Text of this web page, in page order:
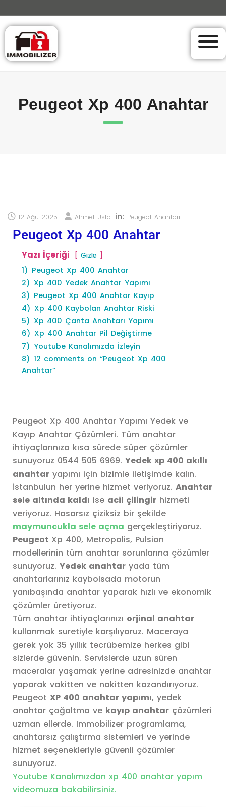
Peugeot Xp 400 Anahtar
12 Ağu 2025 Ahmet Usta in: Peugeot Anahtarı
Peugeot Xp 400 Anahtar
Yazı İçeriği Gizle
1) Peugeot Xp 400 Anahtar
2) Xp 400 Yedek Anahtar Yapımı
3) Peugeot Xp 400 Anahtar Kayıp
4) Xp 400 Kaybolan Anahtar Riski
5) Xp 400 Çanta Anahtarı Yapımı
6) Xp 400 Anahtar Pil Değiştirme
7) Youtube Kanalımızda İzleyin
8) 12 comments on “Peugeot Xp 400
Anahtar”
Peugeot Xp 400 Anahtar Yapımı Yedek ve
Kayıp Anahtar Çözümleri. Tüm anahtar
ihtiyaçlarınıza kısa sürede süper çözümler
sunuyoruz 0544 505 6969. Yedek xp 400 akıllı
anahtar yapımı için bizimle iletişimde kalın.
İstanbulun her yerine hizmet veriyoruz. Anahtar
sele altında kaldı ise acil çilingir hizmeti
veriyoruz. Hasarsız çiziksiz bir şekilde
maymuncukla sele açma gerçekleştiriyoruz.
Peugeot Xp 400, Metropolis, Pulsion
modellerinin tüm anahtar sorunlarına çözümler
sunuyoruz. Yedek anahtar yada tüm
anahtarlarınız kaybolsada motorun
yanıbaşında anahtar yaparak hızlı ve ekonomik
çözümler üretiyoruz.
Tüm anahtar ihtiyaçlarınızı orjinal anahtar
kullanmak suretiyle karşılıyoruz. Maceraya
gerek yok 35 yıllık tecrübemize herkes gibi
sizlerde güvenin. Servislerde uzun süren
maceralar yaşamak yerine adresinizde anahtar
yaparak vakitten ve nakitten kazandırıyoruz.
Peugeot XP 400 anahtar yapımı, yedek
anahtar çoğaltma ve kayıp anahtar çözümleri
uzman ellerde. Immobilizer programlama,
anahtarsız çalıştırma sistemleri ve yerinde
hizmet seçenekleriyle güvenli çözümler
sunuyoruz.
Youtube Kanalımızdan xp 400 anahtar yapım
videomuza bakabilirsiniz.